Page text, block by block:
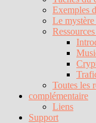
Exemples
Le
Toutes les
complémentaire
Liens
Support